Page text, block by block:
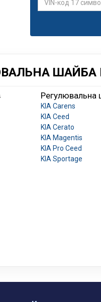
ШАЙБА
Регулювальна
KIA Carens
KIA Ceed
KIA Cerato
KIA Magentis
KIA Pro Ceed
KIA Sportage